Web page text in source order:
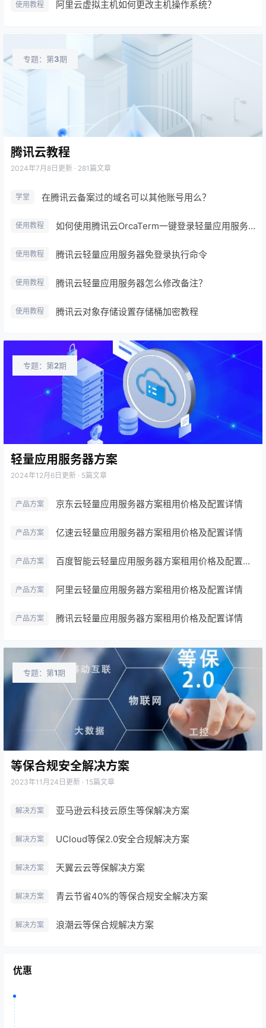
使用教程 阿里云虚拟主机如何更改主机操作系统？
专题：第3期
腾讯云教程
2024年7月8日 更新 · 281篇文章
学堂 在腾讯云备案过的域名可以其他账号用么？
使用教程 如何使用腾讯云OrcaTerm一键登录轻量应用服务器？
使用教程 腾讯云轻量应用服务器免登录执行命令
使用教程 腾讯云轻量应用服务器怎么修改备注？
使用教程 腾讯云对象存储设置存储桶加密教程
专题：第2期
轻量应用服务器方案
2024年12月6日 更新 · 5篇文章
产品方案 京东云轻量应用服务器方案租用价格及配置详情
产品方案 亿速云轻量应用服务器方案租用价格及配置详情
产品方案 百度智能云轻量应用服务器方案租用价格及配置详情
产品方案 阿里云轻量应用服务器方案租用价格及配置详情
产品方案 腾讯云轻量应用服务器方案租用价格及配置详情
专题：第1期
等保合规安全解决方案
2023年11月24日 更新 · 15篇文章
解决方案 亚马逊云科技云原生等保解决方案
解决方案 UCloud等保2.0安全合规解决方案
解决方案 天翼云云等保解决方案
解决方案 青云节省40%的等保合规安全解决方案
解决方案 浪潮云等保合规解决方案
优惠